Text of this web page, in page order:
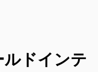
ドインテ